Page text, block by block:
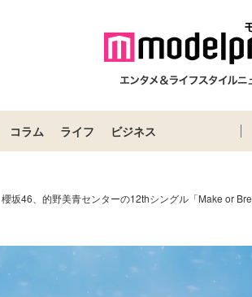
コラム ライフ ビジネス
櫻坂46、的野美青センターの12thシングル「Make or